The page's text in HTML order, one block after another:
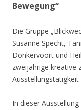
Bewegung“
Die Gruppe
Susanne Specht,
Donkervoort und
zweijährige kreative
Ausstellungstätigkeit
In dieser